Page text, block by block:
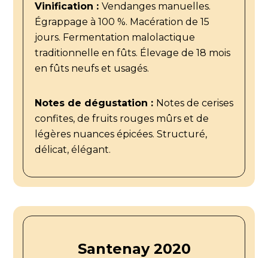
Vinification : Vendanges manuelles.
Égrappage à 100 %. Macération de 15
jours. Fermentation malolactique
traditionnelle en fûts. Élevage de 18 mois
en fûts neufs et usagés.
Notes de dégustation : Notes de cerises
confites, de fruits rouges mûrs et de
légères nuances épicées. Structuré,
délicat, élégant.
Santenay 2020